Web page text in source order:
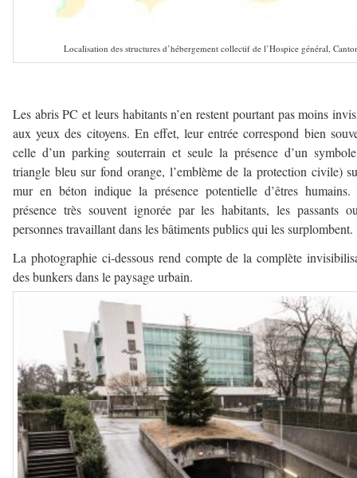
Localisation des structures d’hébergement collectif de l’Hospice général,
Les abris PC et leurs habitants n’en restent pourtant pas moins
aux yeux des citoyens. En effet, leur entrée correspond bien
celle d’un parking souterrain et seule la présence d’un
triangle bleu sur fond orange, l’emblème de la protection civile)
mur en béton indique la présence potentielle d’êtres humains.
présence très souvent ignorée par les habitants, les passants
personnes travaillant dans les bâtiments publics qui les surplombent.
La photographie ci-dessous rend compte de la complète
des bunkers dans le paysage urbain.